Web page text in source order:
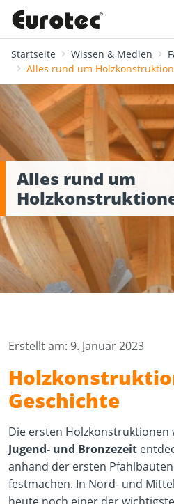
Startseite Wissen & Medien
Alles rund um
Alles rund um
Erstellt am: 9. Januar 2023
Geschichte
Die ersten Holzkonstruktionen
Jugend- und Bronzezeit
anhand der ersten
festmachen. In Nord- und